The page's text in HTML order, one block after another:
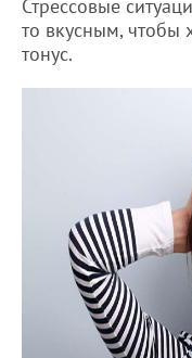
Стрессовые
то вкусным, чтобы
тонус.